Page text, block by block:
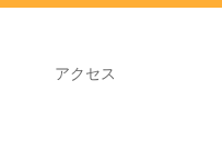
アクセス